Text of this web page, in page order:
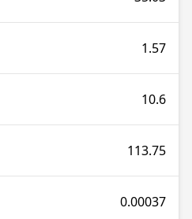
1.57
10.6
113.75
0.00037